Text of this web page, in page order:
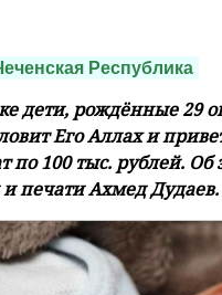
Республика
дети, рождённые 29
Его Аллах и
по 100 тыс. рублей.
печати Ахмед Дудаев.